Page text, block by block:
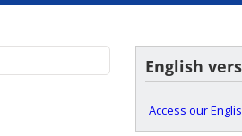
English
Access our